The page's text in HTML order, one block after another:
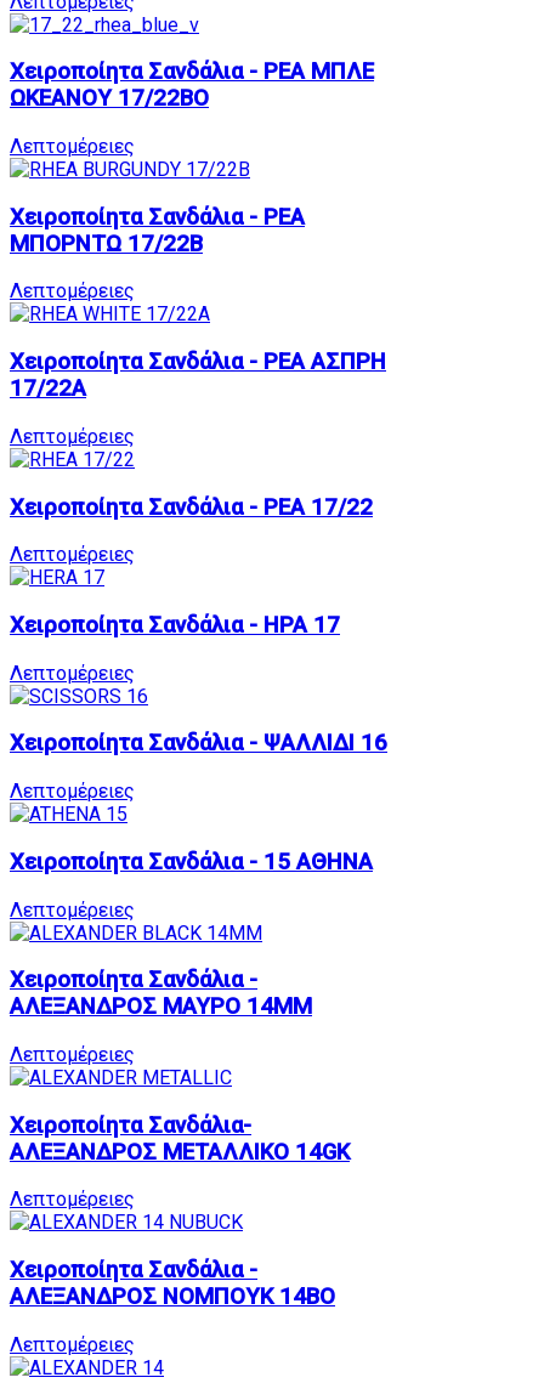
Χειροποίητα Σανδάλια - ΡΕΑ ΜΠΛΕ
ΩΚΕΑΝΟΥ 17/22BO
Λεπτομέρειες
Χειροποίητα Σανδάλια - ΡΕΑ
ΜΠΟΡΝΤΩ 17/22B
Λεπτομέρειες
Χειροποίητα Σανδάλια - ΡΕΑ ΑΣΠΡΗ
17/22A
Λεπτομέρειες
Χειροποίητα Σανδάλια - ΡΕΑ 17/22
Λεπτομέρειες
Χειροποίητα Σανδάλια - ΗΡΑ 17
Λεπτομέρειες
Χειροποίητα Σανδάλια - ΨΑΛΛΙΔΙ 16
Λεπτομέρειες
Χειροποίητα Σανδάλια - 15 ΑΘΗΝΑ
Λεπτομέρειες
Χειροποίητα Σανδάλια -
ΑΛΕΞΑΝΔΡΟΣ ΜΑΥΡΟ 14MM
Λεπτομέρειες
Χειροποίητα Σανδάλια-
ΑΛΕΞΑΝΔΡΟΣ ΜΕΤΑΛΛΙΚΟ 14GK
Λεπτομέρειες
Χειροποίητα Σανδάλια -
ΑΛΕΞΑΝΔΡΟΣ ΝΟΜΠΟΥΚ 14BO
Λεπτομέρειες